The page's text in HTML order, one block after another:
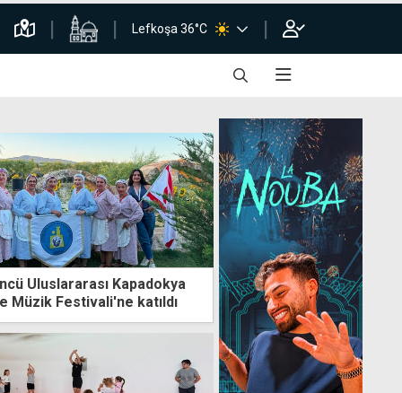
Lefkoşa 36°C
Uluslararası Kapadokya
Müzik Festivali'ne katıldı